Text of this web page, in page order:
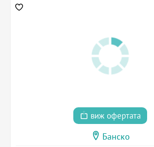
виж офертата
Банско